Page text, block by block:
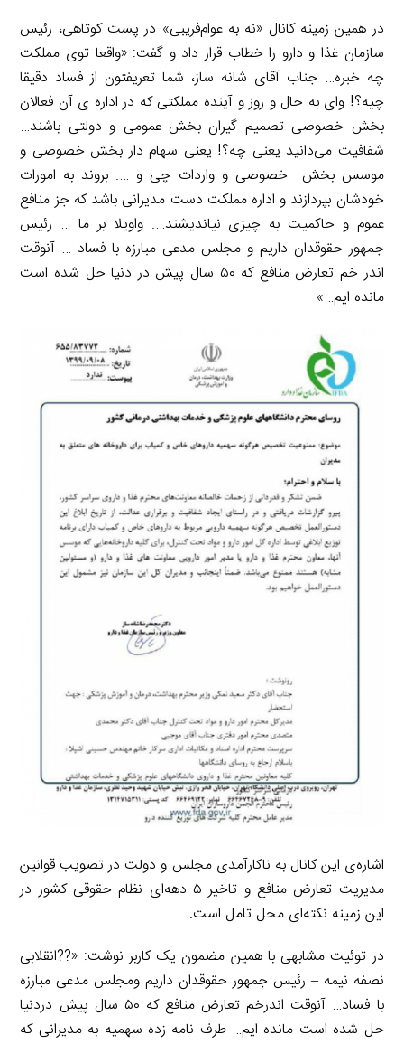
در همین زمینه کانال «نه به عوام‌فریبی» در پست کوتاهی، رئیس
سازمان غذا و دارو را خطاب قرار داد و گفت: «واقعا توی مملکت
چه خبره… جناب آقای شانه ساز، شما تعریفتون از فساد دقیقا
چیه؟! وای به حال و روز و آینده مملکتی که در اداره ی آن فعالان
بخش خصوصی تصمیم گیران بخش عمومی و دولتی باشند…
شفافیت می‌دانید یعنی چه؟! یعنی سهام دار بخش خصوصی و
موسس بخش خصوصی و واردات چی و …. بروند به امورات
خودشان بپردازند و اداره مملکت دست مدیرانی باشد که جز منافع
عموم و حاکمیت به چیزی نیاندیشند…. واویلا بر ما … رئیس
جمهور حقوقدان داریم و مجلس مدعی مبارزه با فساد … آنوقت
اندر خم تعارض منافع که ۵۰ سال پیش در دنیا حل شده است
مانده ایم…‌»
اشاره‌ی این کانال به ناکارآمدی مجلس و دولت در تصویب قوانین
مدیریت تعارض منافع و تاخیر ۵ دهه‌ای نظام حقوقی کشور در
این زمینه نکته‌ای محل تامل است.
در توئیت مشابهی با همین مضمون یک کاربر نوشت: «??انقلابی
نصفه نیمه – رئیس جمهور حقوقدان داریم ومجلس مدعی مبارزه
با فساد… آنوقت اندرخم تعارض منافع که ۵۰ سال پیش دردنیا
حل شده است مانده ایم… طرف نامه زده سهمیه به مدیرانی که